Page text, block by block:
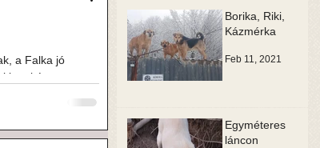
a Falka jó
Borika, Riki,
Kázmérka
Feb 11, 2021
Egyméteres
láncon